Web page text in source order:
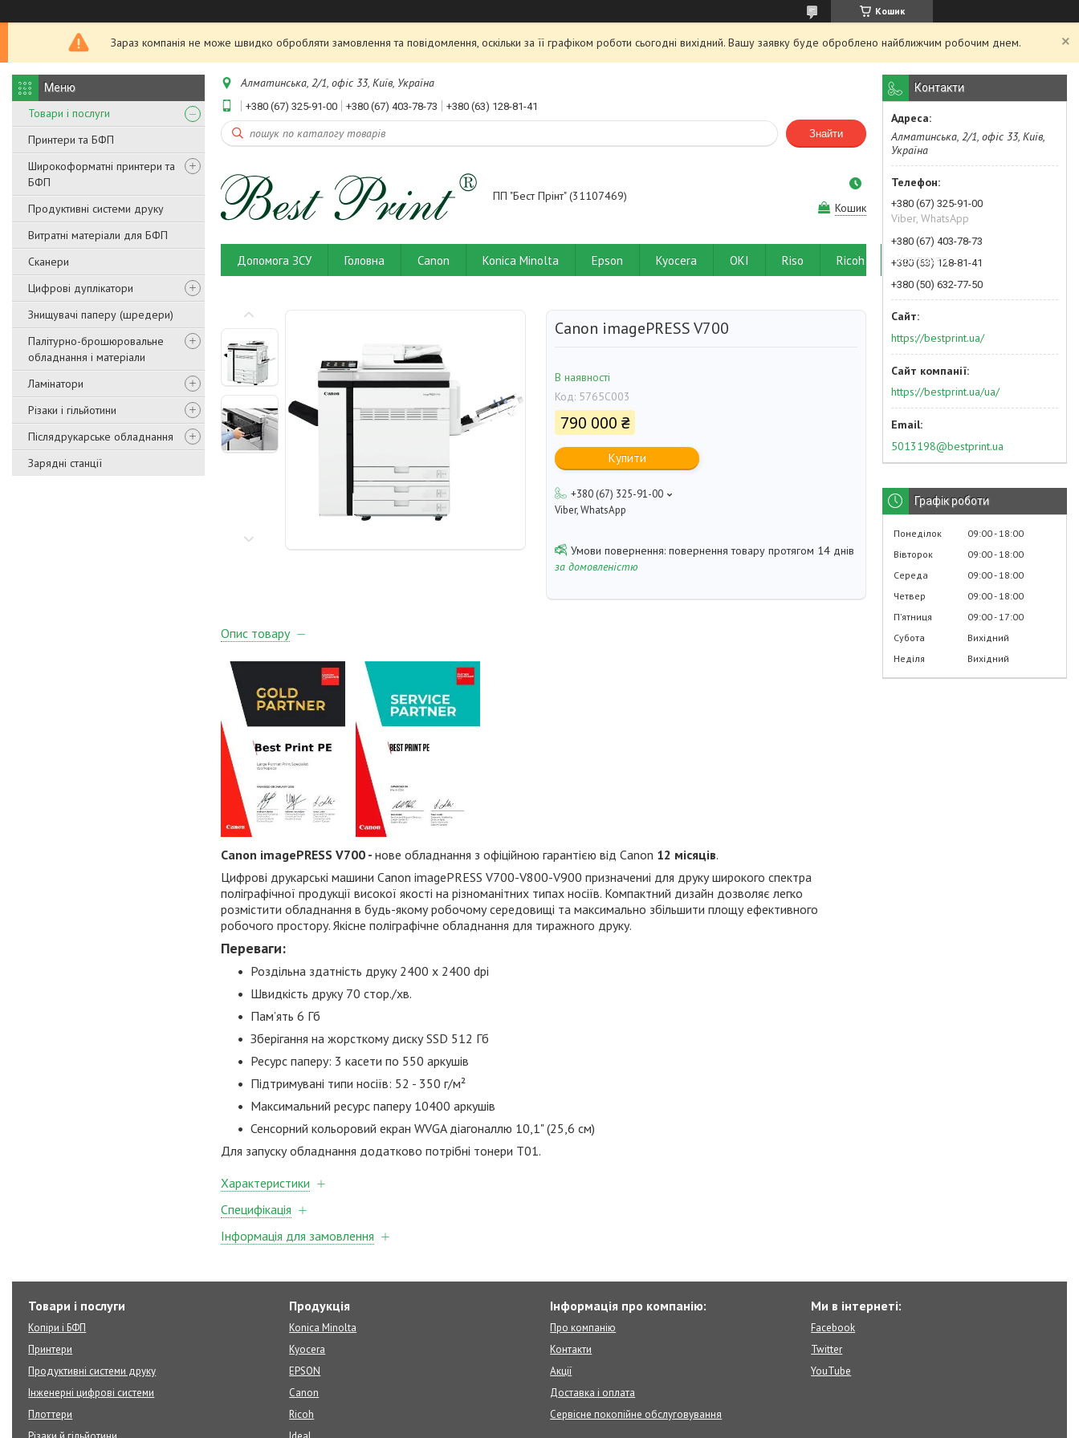
Кошик
Зараз компанія не може швидко обробляти замовлення та повідомлення, оскільки за її графіком роботи сьогодні вихідний. Вашу заявку буде оброблено найближчим робочим днем.
Товари і послуги
Принтери та БФП
Широкоформатні принтери та
БФП
Продуктивні системи друку
Витратні матеріали для БФП
Сканери
Цифрові дуплікатори
Знищувачі паперу (шредери)
Палітурно-брошюровальне
обладнання і матеріали
Ламінатори
Різаки і гільйотини
Післядрукарське обладнання
Зарядні станції
Алматинська, 2/1, офіс 33, Київ, Україна
+380 (67) 325-91-00 +380 (67) 403-78-73 +380 (63) 128-81-41
Знайти
ПП "Бест Прінт" (31107469)
Кошик
Допомога ЗСУ Головна Canon Konica Minolta Epson Kyocera OKI Riso Ricoh Контакти
Canon imagePRESS V700
В наявності
Код: 5765C003
790 000 ₴
Купити
+380 (67) 325-91-00
Viber, WhatsApp
повернення товару протягом 14 днів
за домовленістю
Опис товару
Canon imagePRESS V700 - нове обладнання з офіційною гарантією від Canon 12 місяців.
Цифрові друкарські машини Canon imagePRESS V700-V800-V900 призначениі для друку широкого спектра
поліграфічної продукції високої якості на різноманітних типах носіїв. Компактний дизайн дозволяє легко
розмістити обладнання в будь-якому робочому середовищі та максимально збільшити площу ефективного
робочого простору. Якісне поліграфічне обладнання для тиражного друку.
Переваги:
Роздільна здатність друку 2400 x 2400 dpi
Швидкість друку 70 стор./хв.
Пам’ять 6 Гб
Зберігання на жорсткому диску SSD 512 Гб
Ресурс паперу: 3 касети по 550 аркушів
Підтримувані типи носіїв: 52 - 350 г/м²
Максимальний ресурс паперу 10400 аркушів
Сенсорний кольоровий екран WVGA діагоналлю 10,1" (25,6 см)
Для запуску обладнання додатково потрібні тонери T01.
Характеристики
Специфікація
Інформація для замовлення
Контакти
Алматинська, 2/1, офіс 33, Київ,
Україна
+380 (67) 325-91-00
Viber, WhatsApp
+380 (67) 403-78-73
+380 (63) 128-81-41
+380 (50) 632-77-50
https://bestprint.ua/
https://bestprint.ua/ua/
5013198@bestprint.ua
Графік роботи
Понеділок 09:00 18:00
Вівторок
09:00 18:00
Середа
09:00 18:00
Четвер
09:00 18:00
Пʼятниця
09:00 17:00
Субота
Вихідний
Неділя
Вихідний
Товари і послуги
Копіри і БФП
Принтери
Продуктивні системи друку
Інженерні цифрові системи
Плоттери
Продукція
Konica Minolta
Kyocera
EPSON
Canon
Ricoh
Інформація про компанію:
Про компанію
Контакти
Акції
Доставка і оплата
Сервісне покопійне обслуговування
Ми в інтернеті:
Facebook
Twitter
YouTube